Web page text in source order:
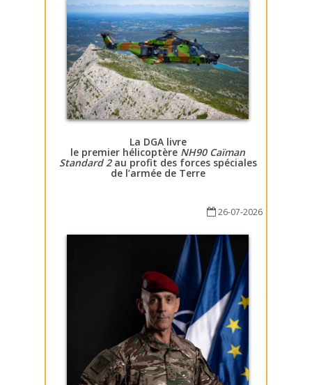
La DGA livre
le premier hélicoptère NH90 Caïman
Standard 2au profit des forces spéciales
de l’armée de Terre
26-07-2026